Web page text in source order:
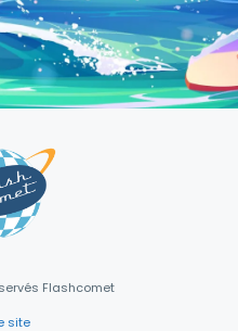
Flashcomet
site